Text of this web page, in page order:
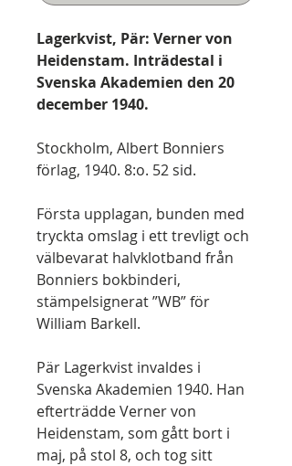
Lagerkvist, Pär: Verner von
Heidenstam. Inträdestal i
Svenska Akademien den 20
december 1940.
Stockholm, Albert Bonniers
förlag, 1940. 8:o. 52 sid.
Första upplagan, bunden med
tryckta omslag i ett trevligt och
välbevarat halvklotband från
Bonniers bokbinderi,
stämpelsignerat ”WB” för
William Barkell.
Pär Lagerkvist invaldes i
Svenska Akademien 1940. Han
efterträdde Verner von
Heidenstam, som gått bort i
maj, på stol 8, och tog sitt